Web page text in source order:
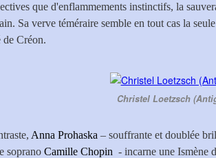
que d'enflammements instinctifs, la
Sa verve téméraire semble en tout cas la
Créon.
Christel Loetzsch
Anna Prohaska – souffrante et doublée
soprano Camille Chopin - incarne une Ismène